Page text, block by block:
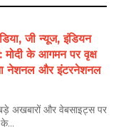
जी न्यूज, इंडियन
के आगमन पर वृक्ष
नेशनल और इंटरनेशनल
अखबारों और वेबसाइट्स पर